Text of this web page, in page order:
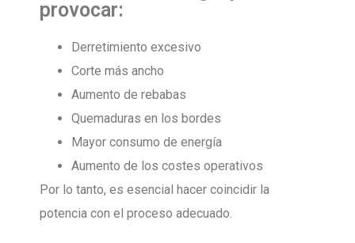
provocar:
Derretimiento excesivo
Corte más ancho
Aumento de rebabas
Quemaduras en los bordes
Mayor consumo de energía
Aumento de los costes operativos
Por lo tanto, es esencial hacer coincidir la
potencia con el proceso adecuado.